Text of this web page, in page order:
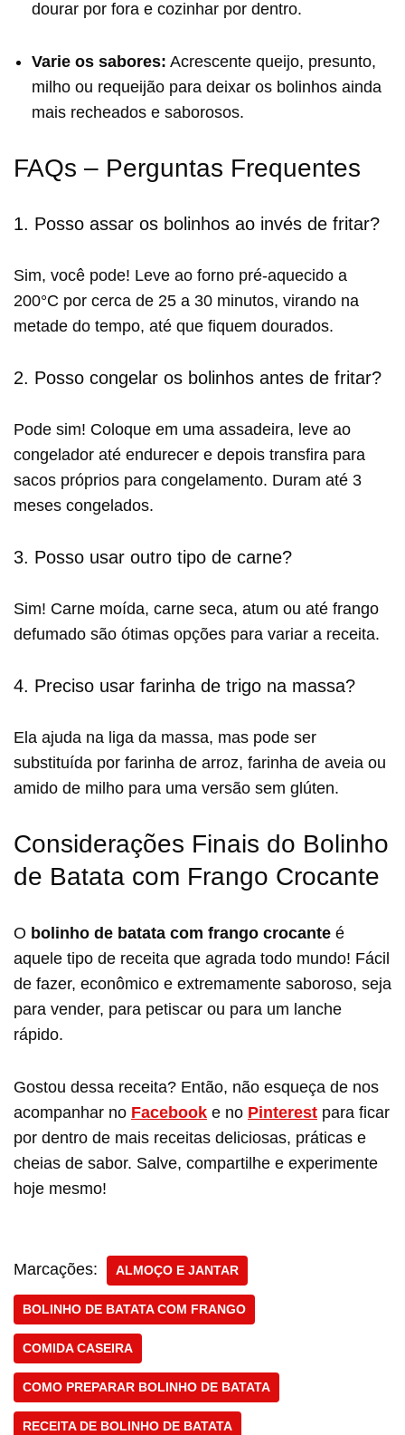
dourar por fora e cozinhar por dentro.
Varie os sabores: Acrescente queijo, presunto,
milho ou requeijão para deixar os bolinhos ainda
mais recheados e saborosos.
FAQs – Perguntas Frequentes
1. Posso assar os bolinhos ao invés de fritar?
Sim, você pode! Leve ao forno pré-aquecido a
200°C por cerca de 25 a 30 minutos, virando na
metade do tempo, até que fiquem dourados.
2. Posso congelar os bolinhos antes de fritar?
Pode sim! Coloque em uma assadeira, leve ao
congelador até endurecer e depois transfira para
sacos próprios para congelamento. Duram até 3
meses congelados.
3. Posso usar outro tipo de carne?
Sim! Carne moída, carne seca, atum ou até frango
defumado são ótimas opções para variar a receita.
4. Preciso usar farinha de trigo na massa?
Ela ajuda na liga da massa, mas pode ser
substituída por farinha de arroz, farinha de aveia ou
amido de milho para uma versão sem glúten.
Considerações Finais do Bolinho
de Batata com Frango Crocante
O bolinho de batata com frango crocante é
aquele tipo de receita que agrada todo mundo! Fácil
de fazer, econômico e extremamente saboroso, seja
para vender, para petiscar ou para um lanche
rápido.
Gostou dessa receita? Então, não esqueça de nos
acompanhar no Facebook e no Pinterest para ficar
por dentro de mais receitas deliciosas, práticas e
cheias de sabor. Salve, compartilhe e experimente
hoje mesmo!
Marcações: ALMOÇO E JANTAR
BOLINHO DE BATATA COM FRANGO
COMIDA CASEIRA
COMO PREPARAR BOLINHO DE BATATA
RECEITA DE BOLINHO DE BATATA